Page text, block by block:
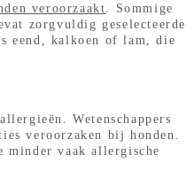
veroorzaakt . Sommige
zorgvuldig geselecteerde
eend, kalkoen of lam, die
Wetenschappers
veroorzaken bij honden.
minder vaak allergische